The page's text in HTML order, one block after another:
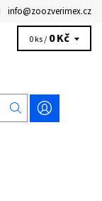
info@zoozverimex.cz
0 ks / 0 Kč